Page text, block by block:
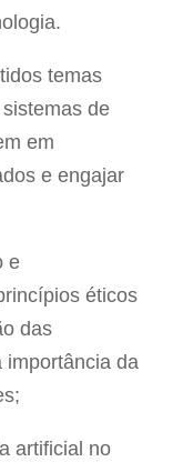
temas
de
em
e engajar
e
éticos
das
importância da
artificial no